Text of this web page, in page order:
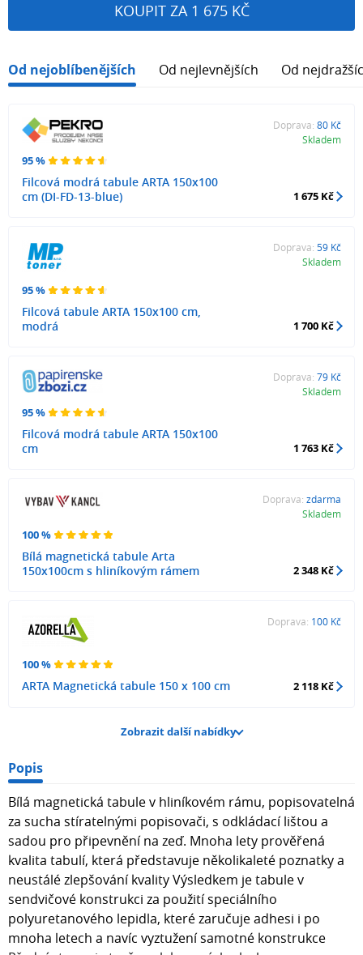
KOUPIT ZA 1 675 KČ
Od nejoblíbenějších Od nejlevnějších Od
95 %
Filcová modrá tabule ARTA 150x100
cm (DI-FD-13-blue)
Doprava: 80 Kč
Skladem
1 675 Kč
95 %
Filcová tabule ARTA 150x100 cm,
modrá
Doprava: 59 Kč
Skladem
1 700 Kč
95 %
Filcová modrá tabule ARTA 150x100
cm
Doprava: 79 Kč
Skladem
1 763 Kč
100 %
Bílá magnetická tabule Arta
150x100cm s hliníkovým rámem
Doprava: zdarma
Skladem
2 348 Kč
100 %
ARTA Magnetická tabule 150 x 100 cm
Doprava: 100 Kč
2 118 Kč
Zobrazit další nabídky
Popis
Bílá magnetická tabule v hliníkovém rámu, popisovatelná
za sucha stíratelnými popisovači, s odkládací lištou a
sadou pro připevnění na zeď. Mnoha lety prověřená
kvalita tabulí, která představuje několikaleté poznatky a
neustálé zlepšování kvality Výsledkem je tabule v
sendvičové konstrukci za použití speciálního
polyuretanového lepidla, které zaručuje adhesi i po
mnoha letech a navíc vyztužení samotné konstrukce